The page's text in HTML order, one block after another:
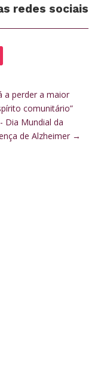
redes sociais
a perder a maior
comunitário”
Dia Mundial da
de Alzheimer→